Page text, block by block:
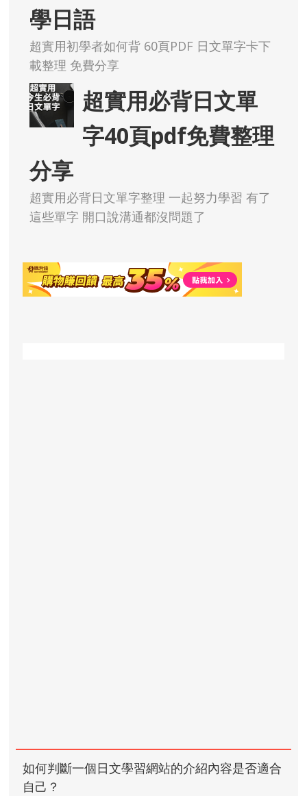
學日語
超實用初學者如何背 60頁PDF 日文單字卡下
載整理 免費分享
超實用必背日文單
字40頁pdf免費整理
分享
超實用必背日文單字整理 一起努力學習 有了
這些單字 開口說溝通都沒問題了
如何判斷一個日文學習網站的介紹內容是否適合
自己？